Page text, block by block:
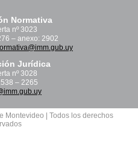
Normativa
nº 3023
– anexo: 2902
Jurídica
nº 3028
– 2265
Montevideo | Todos los derechos